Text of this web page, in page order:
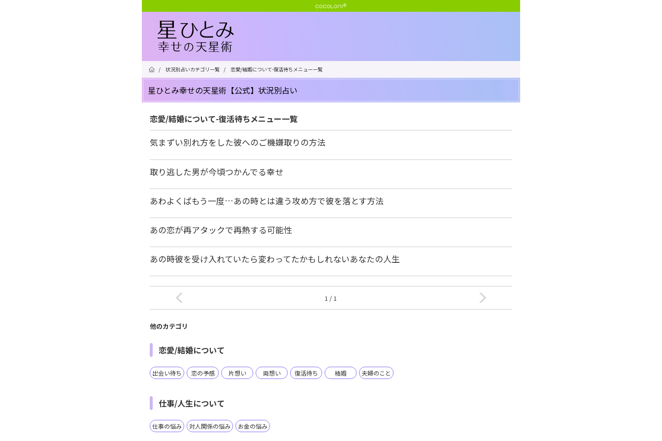
/ 状況別占いカテゴリ一覧 / 恋愛/結婚について-復活待ちメニュー一覧
星ひとみ幸せの天星術【公式】状況別占い
恋愛/結婚について-復活待ちメニュー一覧
気まずい別れ方をした彼へのご機嫌取りの方法
取り逃した男が今頃つかんでる幸せ
あわよくばもう一度…あの時とは違う攻め方で彼を落とす方法
あの恋が再アタックで再熱する可能性
あの時彼を受け入れていたら変わってたかもしれないあなたの人生
1 / 1
他のカテゴリ
恋愛/結婚について
出会い待ち 恋の予感 片想い 両想い 復活待ち 結婚 夫婦のこと
仕事/人生について
仕事の悩み 対人関係の悩み お金の悩み